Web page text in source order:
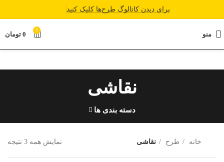
برای دیدن کاتالوگ طرح‌ها کلیک کنید
منو
0
0 تومان
نقاشی
دسته بندی ها
خانه طرح نقاشی نمایش همه 3 نتیجه